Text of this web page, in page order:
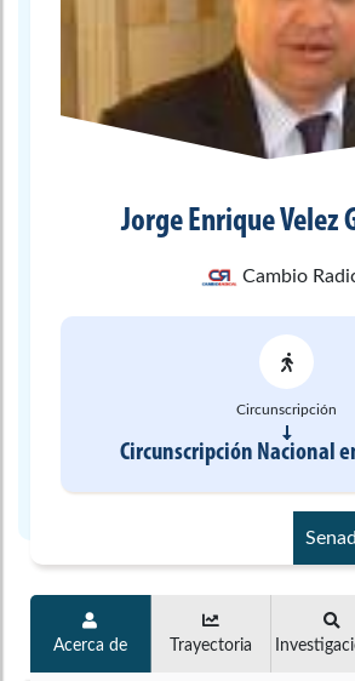
Jorge EnriqueVelez
Cambio
Circunscripción
Circunscripción Nacional
Acerca de Trayectoria